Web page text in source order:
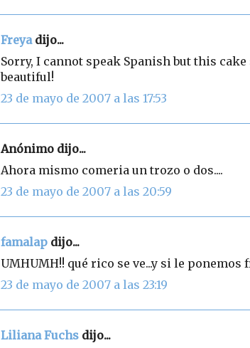
Freyadijo...
Sorry, I cannot speak Spanish but this
beautiful!
23 de mayo de 2007 a las 17:53
Anónimo dijo...
Ahora mismo comeria un trozo o dos....
23 de mayo de 2007 a las 20:59
famalap dijo...
UMHUMH!! qué rico se ve...y si le ponemos
23 de mayo de 2007 a las 23:19
Liliana Fuchs dijo...